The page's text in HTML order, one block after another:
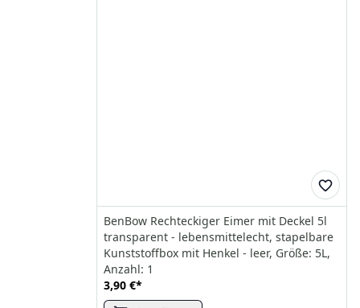
BenBow Rechteckiger Eimer mit Deckel 5l
transparent - lebensmittelecht, stapelbare
Kunststoffbox mit Henkel - leer, Größe: 5L,
Anzahl: 1
3,90 €*